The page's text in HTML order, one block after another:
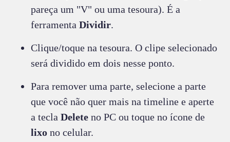
pareça um "V" ou uma tesoura). É a
ferramenta Dividir.
Clique/toque na tesoura. O clipe selecionado
será dividido em dois nesse ponto.
Para remover uma parte, selecione a parte
que você não quer mais na timeline e aperte
a tecla Delete no PC ou toque no ícone de
lixo no celular.